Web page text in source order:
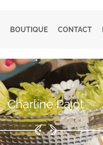
BOUTIQUE CONTACT
Charline Pajot